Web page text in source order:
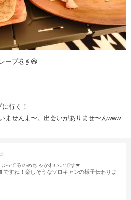
ープ巻き😆
行く！
ませんよ〜。出会いがありませ〜んwww
ってるのめちゃかわいいです❤
ですね！楽しそうなソロキャンの様子伝わりま